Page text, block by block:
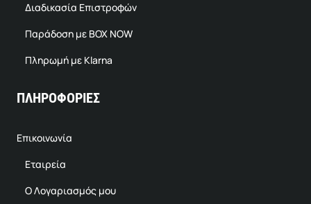
Διαδικασία Επιστροφών
Παράδοση με BOX NOW
Πληρωμή με Klarna
ΠΛΗΡΟΦΟΡΙΕΣ
Επικοινωνία
Εταιρεία
Ο Λογαριασμός μου